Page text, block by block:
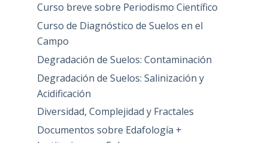
Curso breve sobre Periodismo Científico
Curso de Diagnóstico de Suelos en el
Campo
Degradación de Suelos: Contaminación
Degradación de Suelos: Salinización y
Acidificación
Diversidad, Complejidad y Fractales
Documentos sobre Edafología +